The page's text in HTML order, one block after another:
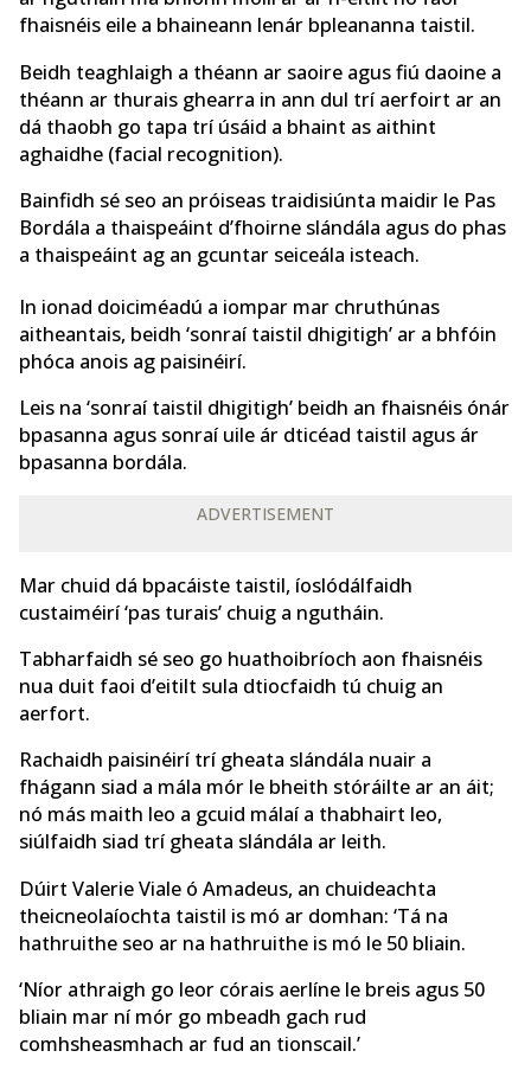
fhaisnéis eile a bhaineann lenár bpleananna taistil.
Beidh teaghlaigh a théann ar saoire agus fiú daoine a
théann ar thurais ghearra in ann dul trí aerfoirt ar an
dá thaobh go tapa trí úsáid a bhaint as aithint
aghaidhe (facial recognition).
Bainfidh sé seo an próiseas traidisiúnta maidir le Pas
Bordála a thaispeáint d’fhoirne slándála agus do phas
a thaispeáint ag an gcuntar seiceála isteach.
In ionad doiciméadú a iompar mar chruthúnas
aitheantais, beidh ‘sonraí taistil dhigitigh’ ar a bhfóin
phóca anois ag paisinéirí.
Leis na ‘sonraí taistil dhigitigh’ beidh an fhaisnéis ónár
bpasanna agus sonraí uile ár dticéad taistil agus ár
bpasanna bordála.
ADVERTISEMENT
Mar chuid dá bpacáiste taistil, íoslódálfaidh
custaiméirí ‘pas turais’ chuig a ngutháin.
Tabharfaidh sé seo go huathoibríoch aon fhaisnéis
nua duit faoi d’eitilt sula dtiocfaidh tú chuig an
aerfort.
Rachaidh paisinéirí trí gheata slándála nuair a
fhágann siad a mála mór le bheith stóráilte ar an áit;
nó más maith leo a gcuid málaí a thabhairt leo,
siúlfaidh siad trí gheata slándála ar leith.
Dúirt Valerie Viale ó Amadeus, an chuideachta
theicneolaíochta taistil is mó ar domhan: ‘Tá na
hathruithe seo ar na hathruithe is mó le 50 bliain.
‘Níor athraigh go leor córais aerlíne le breis agus 50
bliain mar ní mór go mbeadh gach rud
comhsheasmhach ar fud an tionscail.’